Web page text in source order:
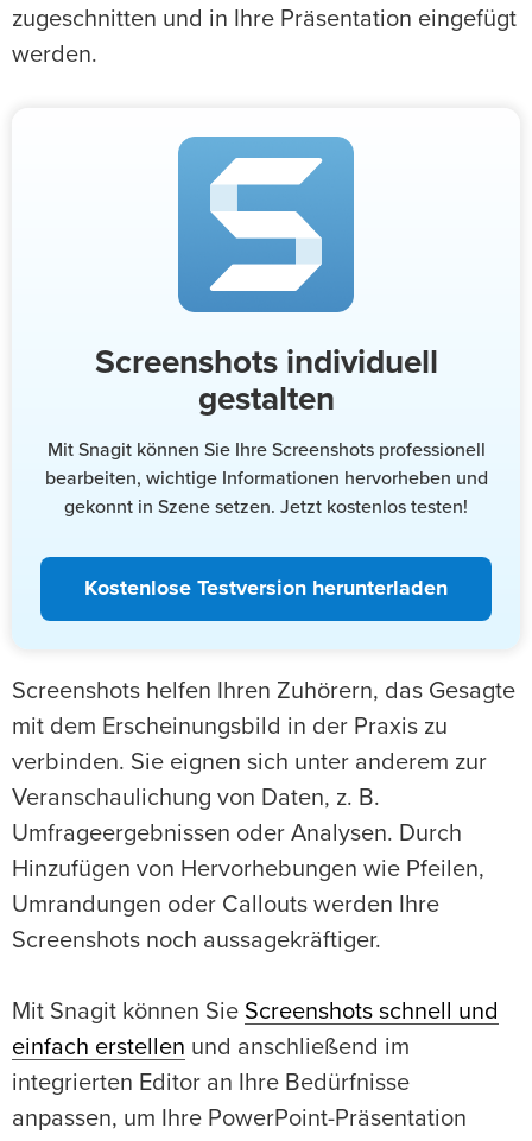
zugeschnitten und in Ihre Präsentation eingefügt
werden.
Screenshots individuell
gestalten
Mit Snagit können Sie Ihre Screenshots professionell
bearbeiten, wichtige Informationen hervorheben und
gekonnt in Szene setzen. Jetzt kostenlos testen!
Kostenlose Testversion herunterladen
Screenshots helfen Ihren Zuhörern, das Gesagte
mit dem Erscheinungsbild in der Praxis zu
verbinden. Sie eignen sich unter anderem zur
Veranschaulichung von Daten, z. B.
Umfrageergebnissen oder Analysen. Durch
Hinzufügen von Hervorhebungen wie Pfeilen,
Umrandungen oder Callouts werden Ihre
Screenshots noch aussagekräftiger.
Mit Snagit können Sie Screenshots schnell und
einfach erstellen und anschließend im
integrierten Editor an Ihre Bedürfnisse
anpassen, um Ihre PowerPoint-Präsentation